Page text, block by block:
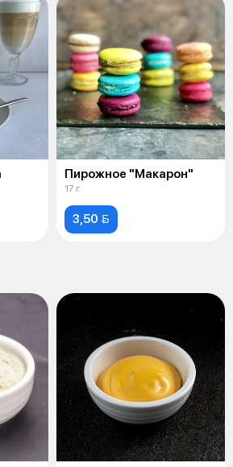
Пирожное "Макарон"
17 г
3,50 